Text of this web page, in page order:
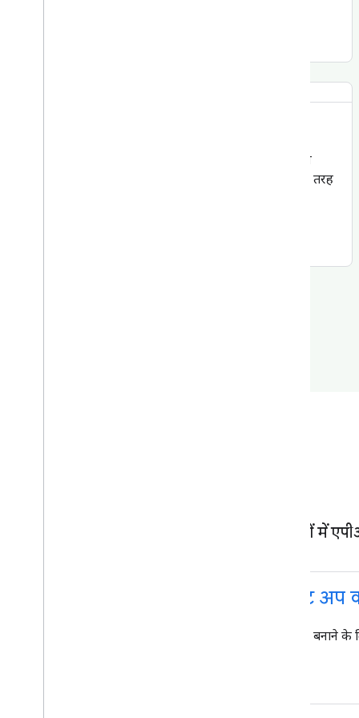
अपने Android ऐप्लिकेशन में आसानी से एमएल की बेहतरीन
सुविधाएं जोड़ें. ये सुविधाएं, रीयल-टाइम और ऑफ़लाइन, दोनों तरह
कुछ आसान चरणों में
पहला चरण: डेवलपमेंट एनवायरमेंट सेट अप
Android Studio डाउनलोड करें. इसमें Android ऐप्लिकेशन बनाने